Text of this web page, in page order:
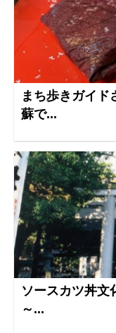
まち歩きガイ
蘇で...
ソースカツ丼文
～...